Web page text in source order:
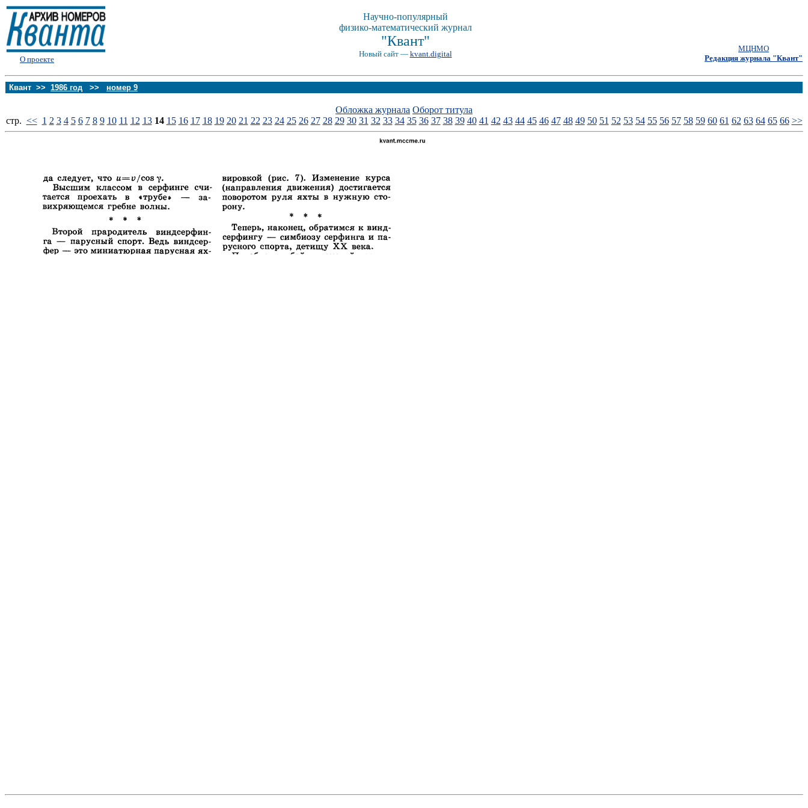
О проекте
Научно-популярный
физико-математический журнал
"Квант"
Новый сайт — kvant.digital
МЦНМО
Редакция журнала "Квант"
Квант >> 1986 год >> номер 9
Обложка журнала Оборот титула
стp. << 1 2 3 4 5 6 7 8 9 10 11 12 13 14 15 16 17 18 19 20 21 22 23 24 25 26 27 28 29 30 31 32 33 34 35 36 37 38 39 40 41 42 43 44 45 46 47 48 49 50 51 52 53 54 55 56 57 58 59 60 61 62 63 64 65 66 >>